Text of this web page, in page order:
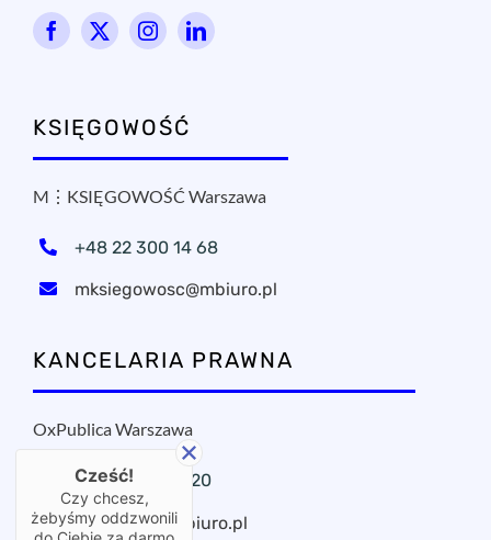
KSIĘGOWOŚĆ
M⋮KSIĘGOWOŚĆ Warszawa
+48 22 300 14 68
mksiegowosc@mbiuro.pl
KANCELARIA PRAWNA
OxPublica Warszawa
+48 22 295 11 20
oxpublica@mbiuro.pl
Cześć!
Czy chcesz,
żebyśmy oddzwonili